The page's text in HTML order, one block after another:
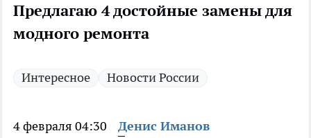
Предлагаю 4 достойные замены для
модного ремонта
Интересное Новости России
4 февраля 04:30 Денис Иманов